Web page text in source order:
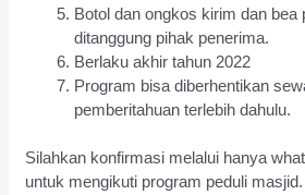
Botol dan ongkos kirim dan bea
ditanggung pihak penerima.
Berlaku akhir tahun 2022
Program bisa diberhentikan
pemberitahuan terlebih dahulu.
Silahkan konfirmasi melalui hanya
untuk mengikuti program peduli